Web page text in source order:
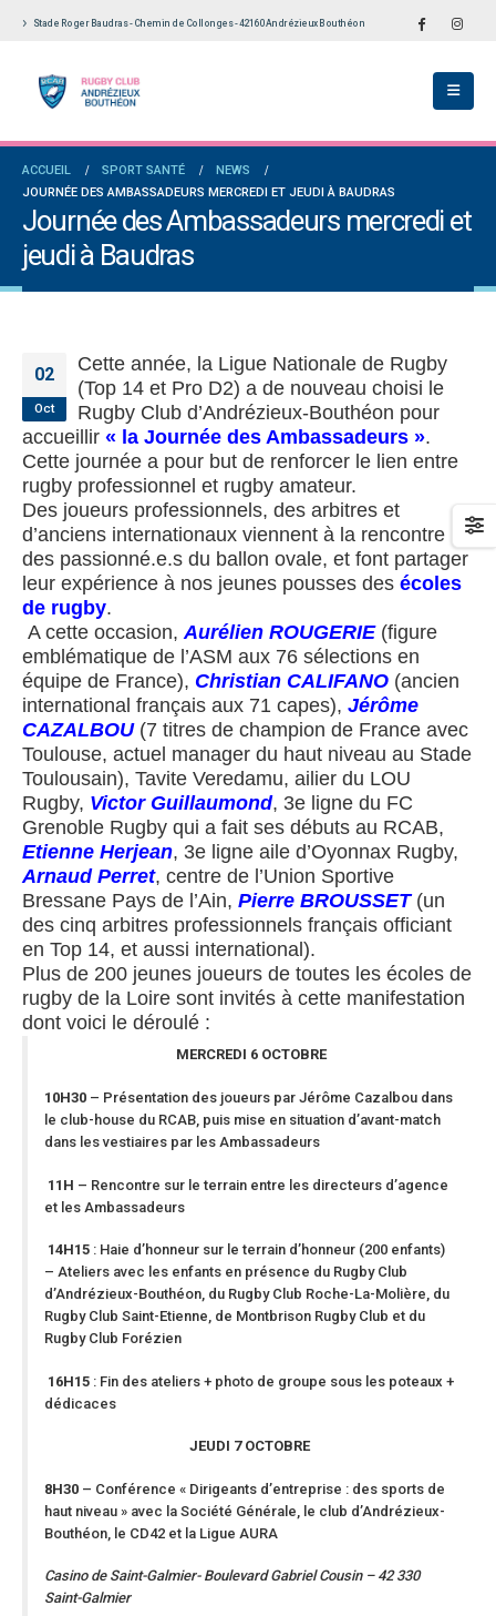
Stade Roger Baudras - Chemin de Collonges - 42160 Andrézieux Bouthéon
ACCUEIL SPORT SANTÉ
NEWS
JOURNÉE DES AMBASSADEURS MERCREDI ET JEUDI À BAUDRAS
Journée des Ambassadeurs mercredi et
jeudi à Baudras
02
Oct
Cette année, la Ligue Nationale de Rugby
(Top 14 et Pro D2) a de nouveau choisi le
Rugby Club d’Andrézieux-Bouthéon pour
accueillir « la Journée des Ambassadeurs ».
Cette journée a pour but de renforcer le lien entre
rugby professionnel et rugby amateur.
Des joueurs professionnels, des arbitres et
d’anciens internationaux viennent à la rencontre
des passionné.e.s du ballon ovale, et font partager
leur expérience à nos jeunes pousses des écoles
de rugby.
A cette occasion,Aurélien ROUGERIE(figure
emblématique de l’ASM aux 76 sélections en
équipe de France), Christian CALIFANO (ancien
international français aux 71 capes), Jérôme
CAZALBOU(7 titres de champion de France avec
Toulouse, actuel manager du haut niveau au Stade
Toulousain), Tavite Veredamu, ailier du LOU
Rugby, Victor Guillaumond, 3e ligne du FC
Grenoble Rugby qui a fait ses débuts au RCAB,
Etienne Herjean, 3e ligne aile d’Oyonnax Rugby,
Arnaud Perret, centre de l’Union Sportive
Bressane Pays de l’Ain, Pierre BROUSSET(un
des cinq arbitres professionnels français officiant
en Top 14, et aussi international).
Plus de 200 jeunes joueurs de toutes les écoles de
rugby de la Loire sont invités à cette manifestation
dont voici le déroulé :
MERCREDI 6 OCTOBRE
10H30– Présentation des joueurs par Jérôme Cazalbou dans
le club-house du RCAB, puis mise en situation d’avant-match
dans les vestiaires par les Ambassadeurs
11H – Rencontre sur le terrain entre les directeurs d’agence
et les Ambassadeurs
14H15: Haie d’honneur sur le terrain d’honneur (200 enfants)
– Ateliers avec les enfants en présence du Rugby Club
d’Andrézieux-Bouthéon, du Rugby Club Roche-La-Molière, du
Rugby Club Saint-Etienne, de Montbrison Rugby Club et du
Rugby Club Forézien
16H15: Fin des ateliers + photo de groupe sous les poteaux +
dédicaces
JEUDI 7 OCTOBRE
8H30– Conférence « Dirigeants d’entreprise : des sports de
haut niveau » avec la Société Générale, le club d’Andrézieux-
Bouthéon, le CD42 et la Ligue AURA
Casino de Saint-Galmier- Boulevard Gabriel Cousin – 42 330
Saint-Galmier
en Fédérale 2 et Fédérale B: de
et un nouveau venu
tout un programme de
être prêt le 13 septembre!
Bilan des seniors garçons par Philippe Buffevant
dans Le Progrès
6 mai 2026
18